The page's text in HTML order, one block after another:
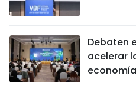
Debaten
acelerar